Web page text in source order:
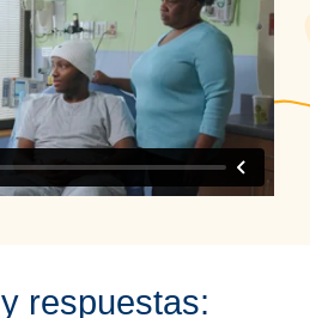
respuestas: